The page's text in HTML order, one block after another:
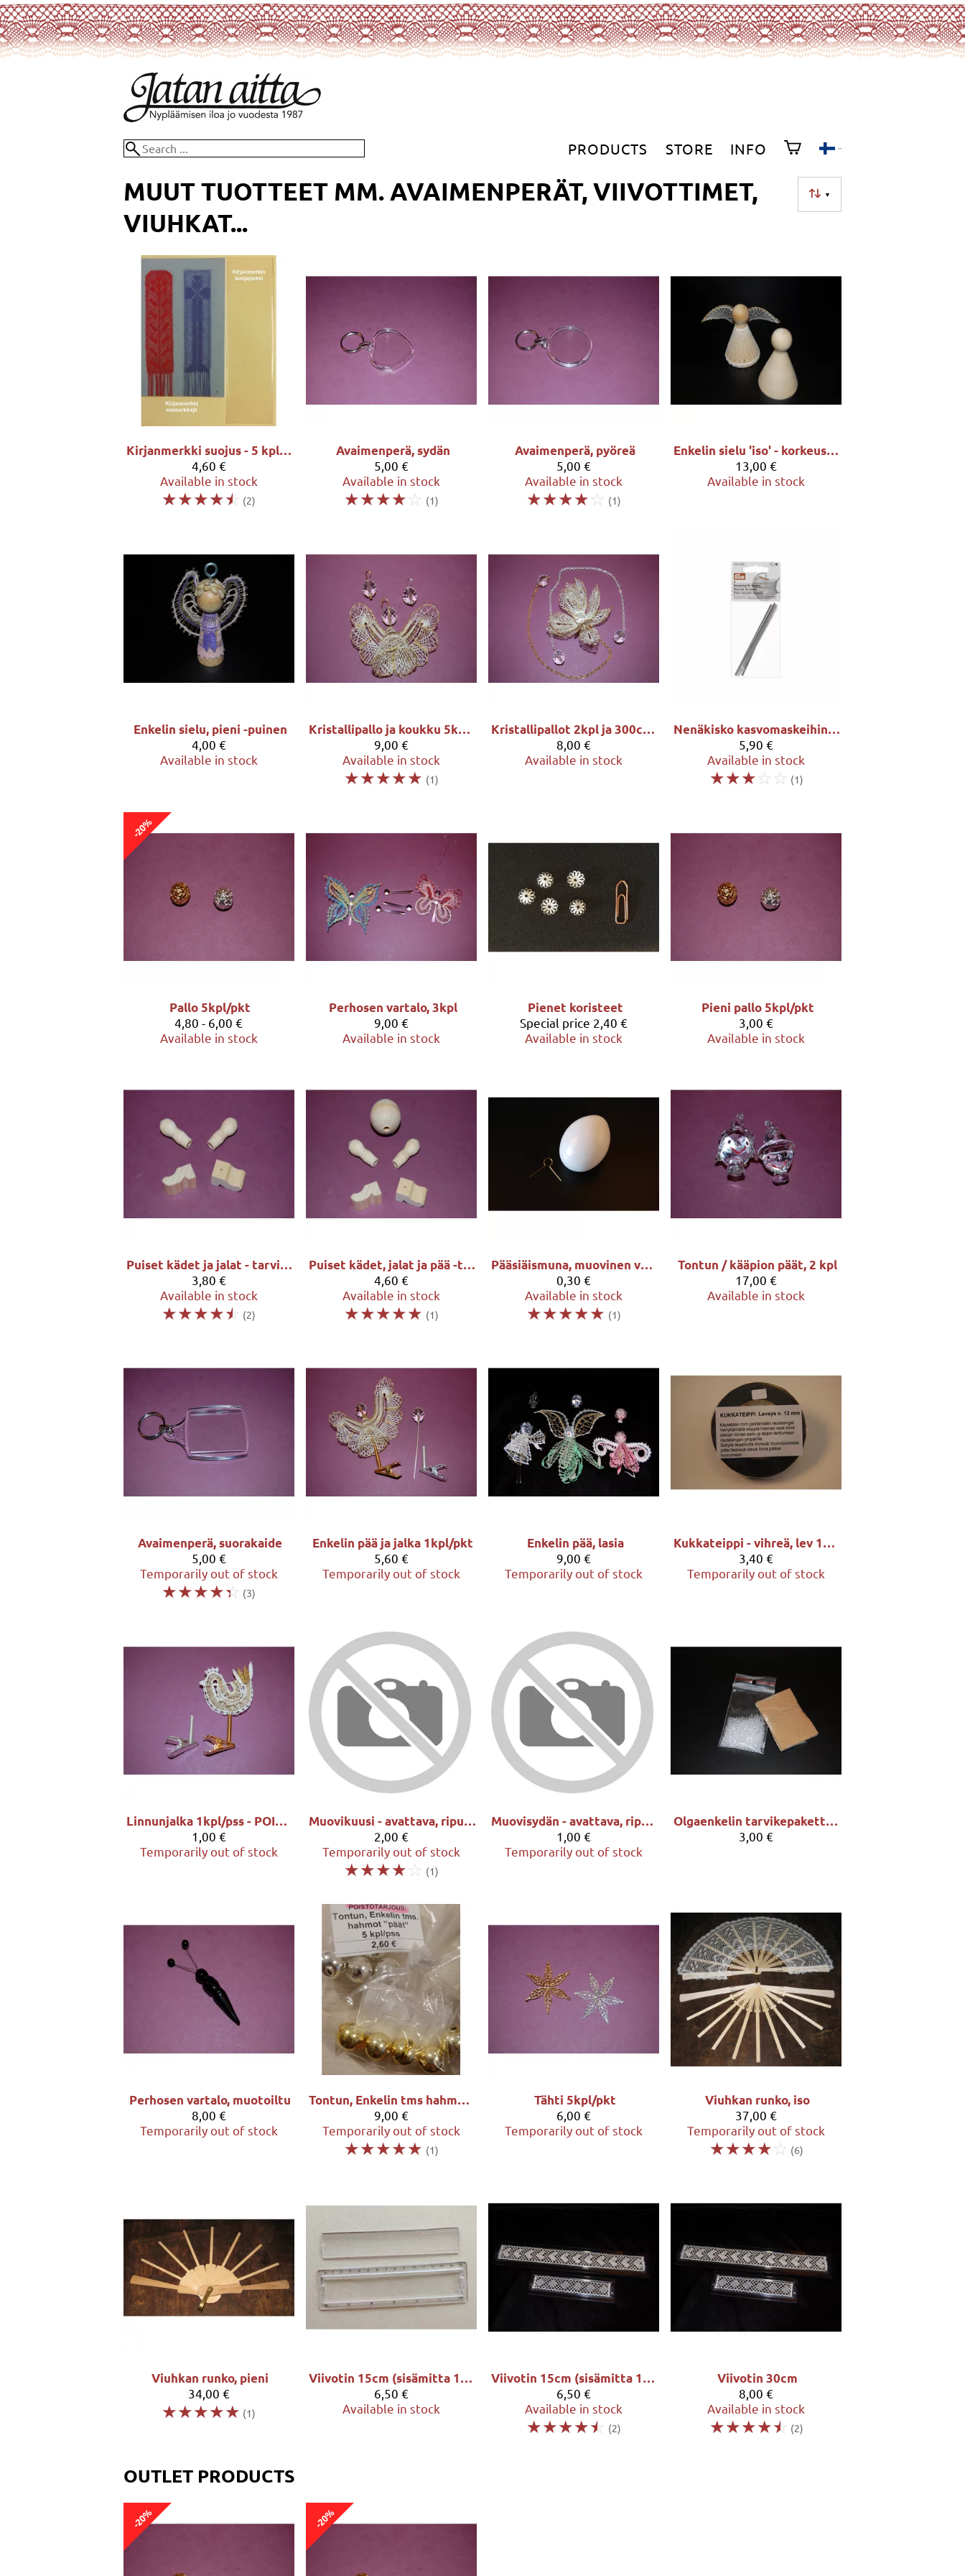
PRODUCTS STORE INFO
▼
MUUT TUOTTEET MM. AVAIMENPERÄT, VIIVOTTIMET,
VIUHKAT...
Kirjanmerkki suojus - 5 kpl / pussi
4,60 €
Available in stock
☆☆☆☆☆ (2)
Avaimenperä, sydän
5,00 €
Available in stock
☆☆☆☆☆ (1)
Avaimenperä, pyöreä
5,00 €
Available in stock
☆☆☆☆☆ (1)
Enkelin sielu 'iso' - korkeus 8cm
13,00 €
Available in stock
Enkelin sielu, pieni -puinen
4,00 €
Available in stock
Kristallipallo ja koukku 5kpl/pkt
9,00 €
Available in stock
☆☆☆☆☆ (1)
Kristallipallot 2kpl ja 300cm ketju
8,00 €
Available in stock
Nenäkisko kasvomaskeihin 8kpl/pkt
5,90 €
Available in stock
☆☆☆☆ ☆ (1)
-20%
Pallo 5kpl/pkt
4,80 - 6,00 €
Available in stock
Perhosen vartalo, 3kpl
9,00 €
Available in stock
Pienet koristeet
Special price 2,40 €
Available in stock
Pieni pallo 5kpl/pkt
3,00 €
Available in stock
Puiset kädet ja jalat - tarvikepkt
3,80 €
Available in stock
☆☆☆☆☆ (2)
Puiset kädet, jalat ja pää -tarvikepkt
4,60 €
Available in stock
☆☆☆☆☆ (1)
Pääsiäismuna, muovinen valkea, 6 x 4cm
0,30 €
Available in stock
☆☆☆☆☆ (1)
Tontun / kääpion päät, 2 kpl
17,00 €
Available in stock
Avaimenperä, suorakaide
5,00 €
Temporarily out of stock
☆☆☆☆☆ (3)
Enkelin pää ja jalka 1kpl/pkt
5,60 €
Temporarily out of stock
Enkelin pää, lasia
9,00 €
Temporarily out of stock
Kukkateippi - vihreä, lev 12mm - LOPPUMASSA
3,40 €
Temporarily out of stock
Linnunjalka 1kpl/pss - POISTOTUOTE
1,00 €
Temporarily out of stock
Muovikuusi - avattava, ripustusreiällä n. 9 x 9 cm, kirkas
2,00 €
Temporarily out of stock
☆☆☆☆☆ (1)
Muovisydän - avattava, ripustusreiällä n. 8 x 8cm, kirkas
1,00 €
Temporarily out of stock
Olgaenkelin tarvikepaketti 3 (lanka, helmet)
3,00 €
Perhosen vartalo, muotoiltu
8,00 €
Temporarily out of stock
Tontun, Enkelin tms hahmon päät 5 kpl/pss
9,00 €
Temporarily out of stock
☆☆☆☆☆ (1)
Tähti 5kpl/pkt
6,00 €
Temporarily out of stock
Viuhkan runko, iso
37,00 €
Temporarily out of stock
☆☆☆☆☆ (6)
Viuhkan runko, pieni
34,00 €
☆☆☆☆☆ (1)
Viivotin 15cm (sisämitta 14,9 x 2,7cm)
6,50 €
Available in stock
Viivotin 15cm (sisämitta 15,5 x 3cm)
6,50 €
Available in stock
☆☆☆☆☆ (2)
Viivotin 30cm
8,00 €
Available in stock
☆☆☆☆☆ (2)
OUTLET PRODUCTS
-20% -20%